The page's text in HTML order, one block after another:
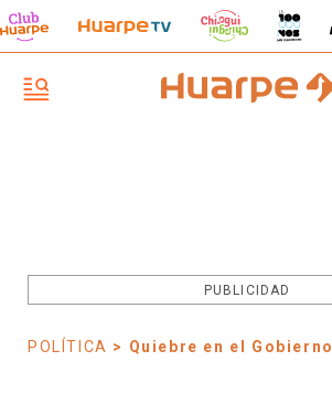
PUBLICIDAD
POLÍTICA > Quiebre en el Gobierno